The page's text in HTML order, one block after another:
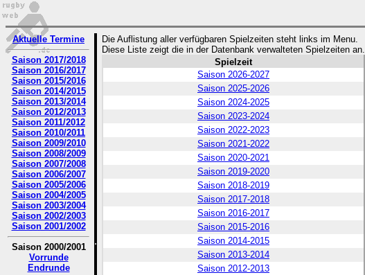
Aktuelle Termine
Saison 2017/2018
Saison 2016/2017
Saison 2015/2016
Saison 2014/2015
Saison 2013/2014
Saison 2012/2013
Saison 2011/2012
Saison 2010/2011
Saison 2009/2010
Saison 2008/2009
Saison 2007/2008
Saison 2006/2007
Saison 2005/2006
Saison 2004/2005
Saison 2003/2004
Saison 2002/2003
Saison 2001/2002
Saison 2000/2001
Vorrunde
Endrunde
Die Auflistung aller verfügbaren Spielzeiten steht links im Menu.
Diese Liste zeigt die in der Datenbank verwalteten Spielzeiten an.
Spielzeit
Saison 2026-2027
Saison 2025-2026
Saison 2024-2025
Saison 2023-2024
Saison 2022-2023
Saison 2021-2022
Saison 2020-2021
Saison 2019-2020
Saison 2018-2019
Saison 2017-2018
Saison 2016-2017
Saison 2015-2016
Saison 2014-2015
Saison 2013-2014
Saison 2012-2013